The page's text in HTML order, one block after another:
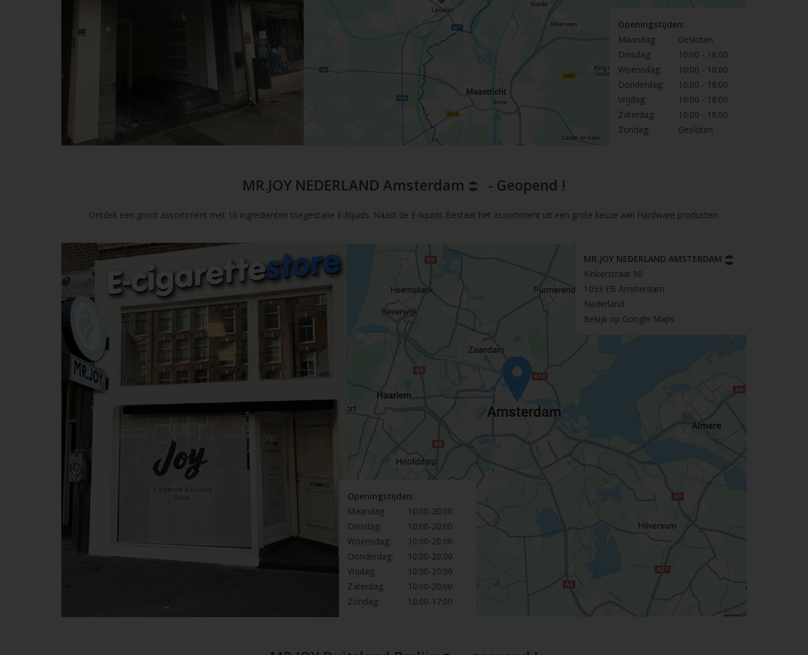
Openingstijden:
Maandag:
Gesloten
Dinsdag:
10:00 - 18:00
Woensdag:
10:00 - 18:00
Donderdag:
10:00 - 18:00
Vrijdag:
10:00 - 18:00
Zaterdag:
10:00 - 18:00
Zondag:
Gesloten
MR.JOY NEDERLAND Amsterdam - Geopend !
Ontdek een groot assortiment met 16 ingrediënten toegestane E-liquids. Naast de E-liquids Bestaat het assortiment uit een grote keuze aan Hardware producten.
MR.JOY NEDERLAND AMSTERDAM
Kinkerstraat 90
1053 EB Amsterdam
Nederland
Bekijk op Google Maps
Openingstijden:
Maandag:
10:00-20:00
Dinsdag:
10:00-20:00
Woensdag:
10:00-20:00
Donderdag:
10:00-20:00
Vrijdag:
10:00-20:00
Zaterdag:
10:00-20:00
Zondag:
10:00-17:00